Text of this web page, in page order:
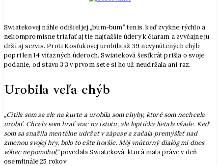
Swiatekovej náhle odišiel jej „bum-bum“ tenis, keď zvykne rýchlo a
nekompromisne triafať aj tie najťažšie údery k čiaram a zvyčajne ju
drží aj servis. Proti Kosťukovej urobila až 39 nevynútených chýb
popri len 14 víťazných úderoch. Swiateková šesťkrát prišla o svoje
podanie, od stavu 3:3 v prvom sete si ho už neudržala ani raz.
Urobila veľa chýb
„Cítila som sa zle na kurte a urobila som chyby, ktoré som nechcela
urobiť. Chcela som hrať viac na istotu, ale loptička lietala všade. Keď
som sa snažila mentálne udržať v zápase a začala premýšľať nad
zmenou svojej hry, bolo to ešte horšie. Môj vnútorný dialóg mi dnes
vôbec nepomohol,“povedala Swiateková, ktorá mala práve v deň
osemfinále 25 rokov.